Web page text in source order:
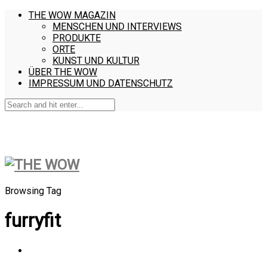
THE WOW MAGAZIN
MENSCHEN UND INTERVIEWS
PRODUKTE
ORTE
KUNST UND KULTUR
ÜBER THE WOW
IMPRESSUM UND DATENSCHUTZ
Browsing Tag
furryfit